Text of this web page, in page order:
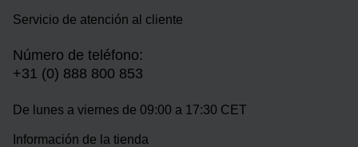
Servicio de atención al cliente
Número de teléfono:
+31 (0) 888 800 853
De lunes a viernes de 09:00 a 17:30 CET
Información de la tienda